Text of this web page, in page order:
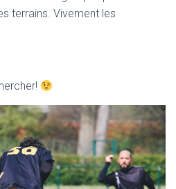
terrains. Vivement les